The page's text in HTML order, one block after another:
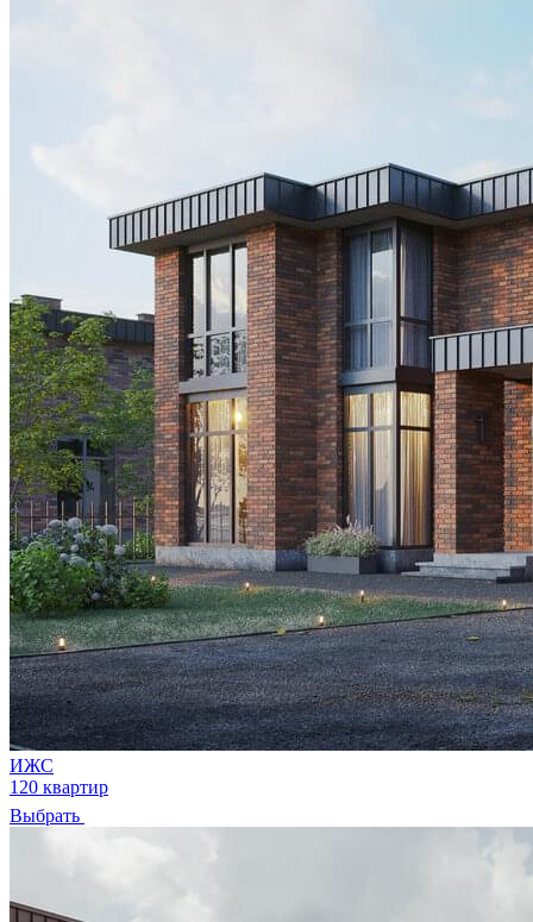
ИЖС
120 квартир
Выбрать